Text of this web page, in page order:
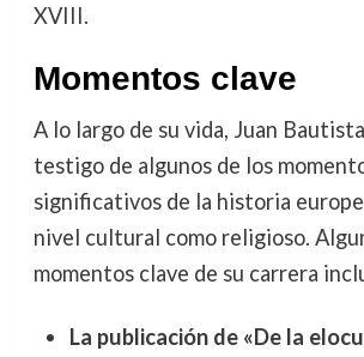
XVIII.
Momentos clave
A lo largo de su vida, Juan
testigo de algunos de los
significativos de la historia
nivel cultural como religioso.
momentos clave de su carrera
La publicación de «De la